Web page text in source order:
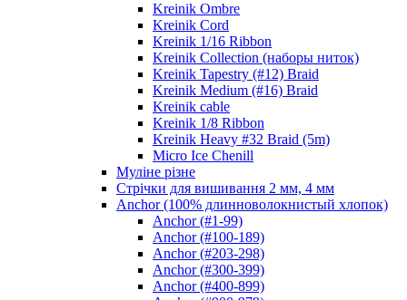
Kreinik Ombre
Kreinik Cord
Kreinik 1/16 Ribbon
Kreinik Collection (наборы ниток)
Kreinik Tapestry (#12) Braid
Kreinik Medium (#16) Braid
Kreinik cable
Kreinik 1/8 Ribbon
Kreinik Heavy #32 Braid (5m)
Micro Ice Chenill
Муліне різне
Стрічки для вишивання 2 мм, 4 мм
Anchor (100% длинноволокнистый хлопок)
Anchor (#1-99)
Anchor (#100-189)
Anchor (#203-298)
Anchor (#300-399)
Anchor (#400-899)